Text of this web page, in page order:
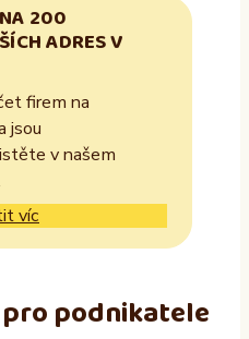
200
ADRES V
firem na
jsou
v našem
víc
podnikatele